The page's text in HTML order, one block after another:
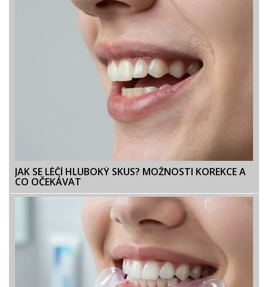
JAK SE LÉČÍ HLUBOKÝ SKUS? MOŽNOSTI KOREKCE A
CO OČEKÁVAT